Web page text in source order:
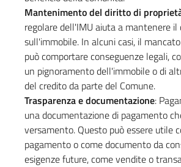
Mantenimento del diritto di
regolare dell'IMU aiuta a mantenere
sull'immobile. In alcuni casi, il
può comportare conseguenze legali,
un pignoramento dell'immobile o di
del credito da parte del Comune.
Trasparenza e documentazione:
una documentazione di pagamento
versamento. Questo può essere utile
pagamento o come documento da
esigenze future, come vendite o